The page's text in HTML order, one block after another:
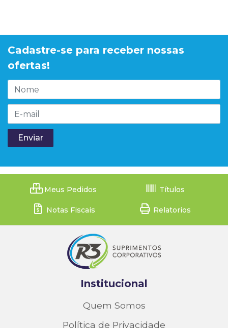
Cadastre-se para receber nossas
ofertas!
Meus Pedidos Títulos
Notas Fiscais Relatorios
Institucional
Quem Somos
Política de Privacidade